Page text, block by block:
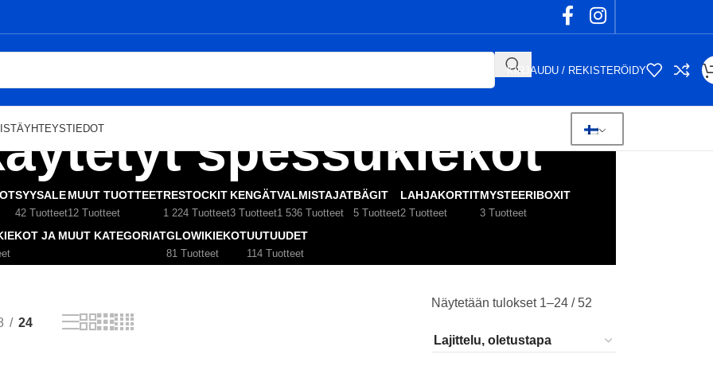
KIRJAUDU / REKISTERÖIDY
YHTEYSTIEDOT spessukiekot
SYYSALE
42 Tuotteet
MUUT TUOTTEET
12 Tuotteet
RESTOCKIT
1 224 Tuotteet
KENGÄT
3 Tuotteet
VALMISTAJAT
1 536 Tuotteet
BÄGIT
5 Tuotteet
LAHJAKORTIT
2 Tuotteet
MYSTEERIBOXIT
3 Tuotteet
JA MUUT KATEGORIATGLOWIKIEKOT
81 Tuotteet
UUTUUDET
114 Tuotteet
24
Näytetään tulokset 1–24 / 52